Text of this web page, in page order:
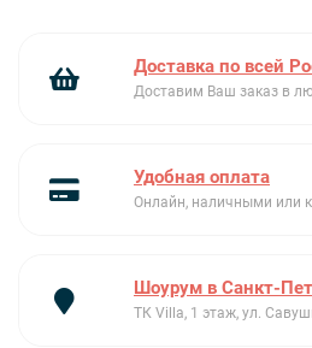
Доставка по всей
Доставим Ваш заказ в
Удобная оплата
Онлайн, наличными или
Шоурум в Санкт-
ТК Villa, 1 этаж, ул.